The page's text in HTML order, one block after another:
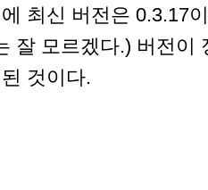
최신 버전은 0.3.17
잘 모르겠다.) 버전이
것이다.